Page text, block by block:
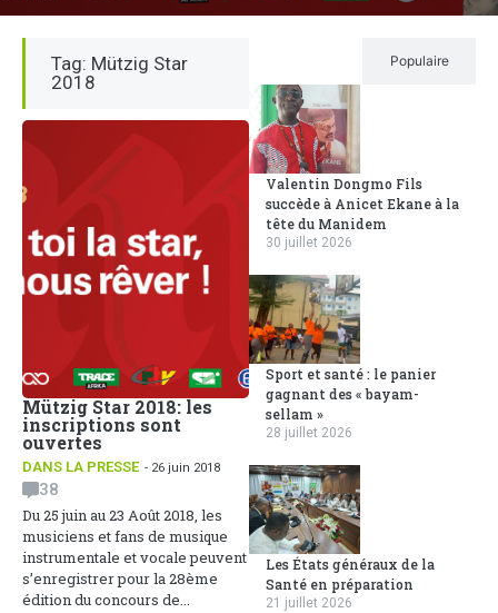
Tag: Mützig Star
2018
Mützig Star 2018: les
inscriptions sont
ouvertes
DANS LA PRESSE - 26 juin 2018
38
Du 25 juin au 23 Août 2018, les
musiciens et fans de musique
instrumentale et vocale peuvent
s’enregistrer pour la 28ème
édition du concours de...
Populaire
Valentin Dongmo Fils
succède à Anicet Ekane à la
tête du Manidem
30 juillet 2026
Sport et santé : le panier
gagnant des « bayam-
sellam »
28 juillet 2026
Les États généraux de la
Santé en préparation
21 juillet 2026